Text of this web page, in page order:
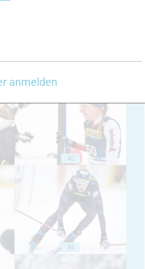
40
45
anmelden